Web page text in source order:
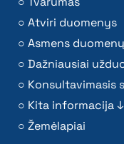
Atviri duomenys
Asmens
Dažniausiai
Konsultavimasis
Kita informacija ↓
Žemėlapiai